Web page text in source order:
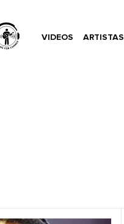
VIDEOS ARTISTAS